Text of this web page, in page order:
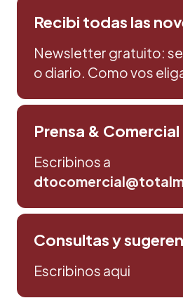
Recibi todas las
Newsletter gratuito:
o diario. Como vos
Prensa & Comercial
Escribinos a
Consultas y
Escribinos aqui